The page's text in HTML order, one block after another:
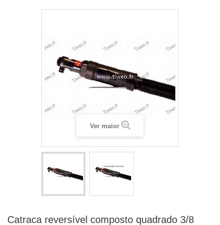
Ver maior
Catraca reversível composto quadrado 3/8